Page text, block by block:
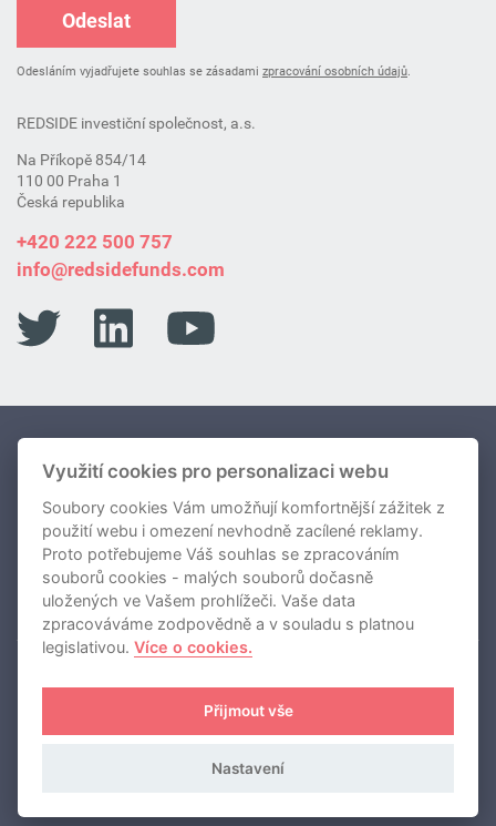
Odeslat
Odesláním vyjadřujete souhlas se zásadami zpracování osobních údajů.
REDSIDE investiční společnost, a.s.
Na Příkopě 854/14
110 00 Praha 1
Česká republika
+420 222 500 757
info@redsidefunds.com
Portfolio Fondů
O nás
Novinky
Kontakty
REDSIDE investiční společnost, a.s.
Používání cookies
Zásady zpracování osobních údajů
Využití cookies pro personalizaci webu
Soubory cookies Vám umožňují komfortnější zážitek z
použití webu i omezení nevhodně zacílené reklamy.
Proto potřebujeme Váš souhlas se zpracováním
souborů cookies - malých souborů dočasně
uložených ve Vašem prohlížeči. Vaše data
zpracováváme zodpovědně a v souladu s platnou
legislativou.Více o cookies.
Přijmout vše
Nastavení